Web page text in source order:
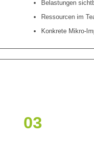
Belastungen
Ressourcen im
Konkrete Mikro-
03